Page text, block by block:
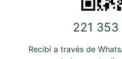
221 353
Recibí a través de